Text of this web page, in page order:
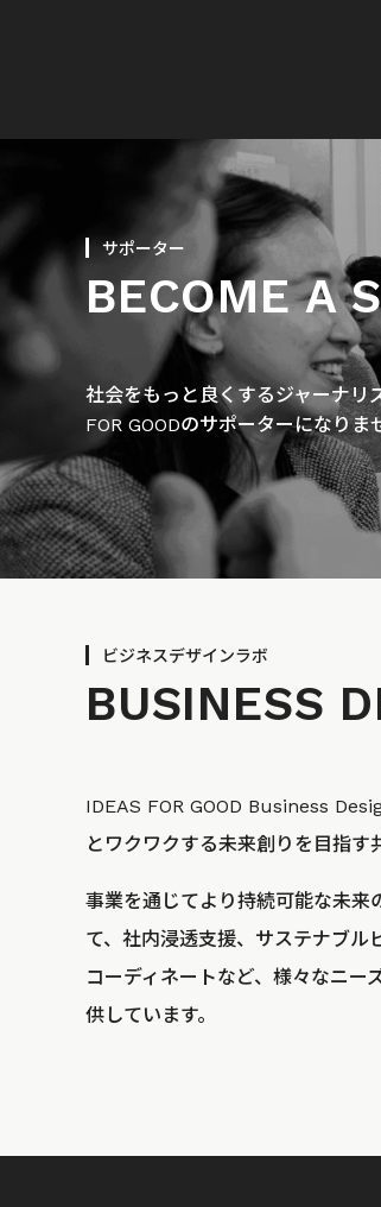
サポーター
BECOME A
社会をもっと良くするジャーナリ
FOR GOODのサポーターになりま
ビジネスデザインラボ
BUSINESS
IDEAS FOR GOOD Business
とワクワクする未来創りを目指す
事業を通じてより持続可能な未来
て、社内浸透支援、サステナブル
コーディネートなど、様々なニー
供しています。